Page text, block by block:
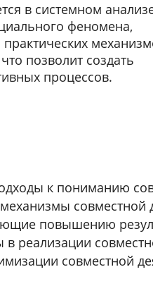
в системном
феномена,
позволит создать
процессов.
к пониманию
совместной
повышению
реализации
совместной